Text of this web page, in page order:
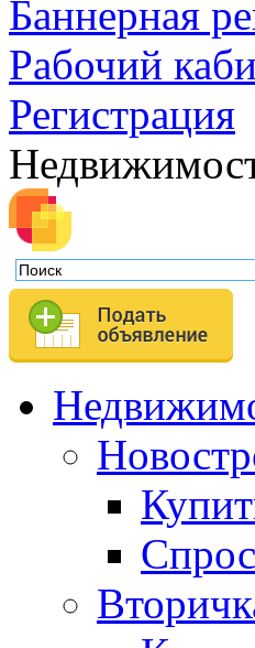
Баннерная
Рабочий
Регистрация
Спрос